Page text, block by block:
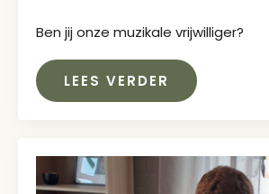
Ben jij onze muzikale vrijwilliger?
LEES VERDER